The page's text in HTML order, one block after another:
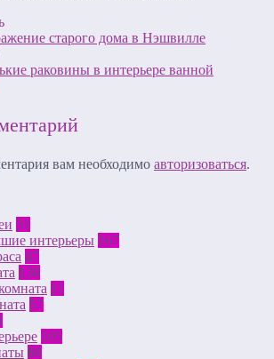
старого дома в Нэшвилле
раковины в интерьере ванной
вам необходимо авторизоваться.
31
интерьеры 167
47
130
11
57
105
80